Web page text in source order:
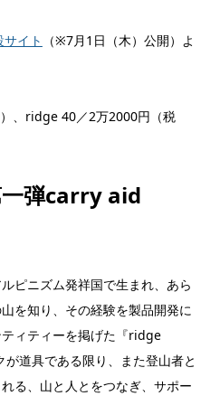
イト
（※7月1日（木）公開）よ
、ridge 40／2万2000円（税
弾carry aid
ピニズム発祥国で生まれ、あら
を知り、その経験を製品開発に
ィティーを掲げた『ridge
道具である限り、また登山者と
る、山と人とをつなぎ、サポー